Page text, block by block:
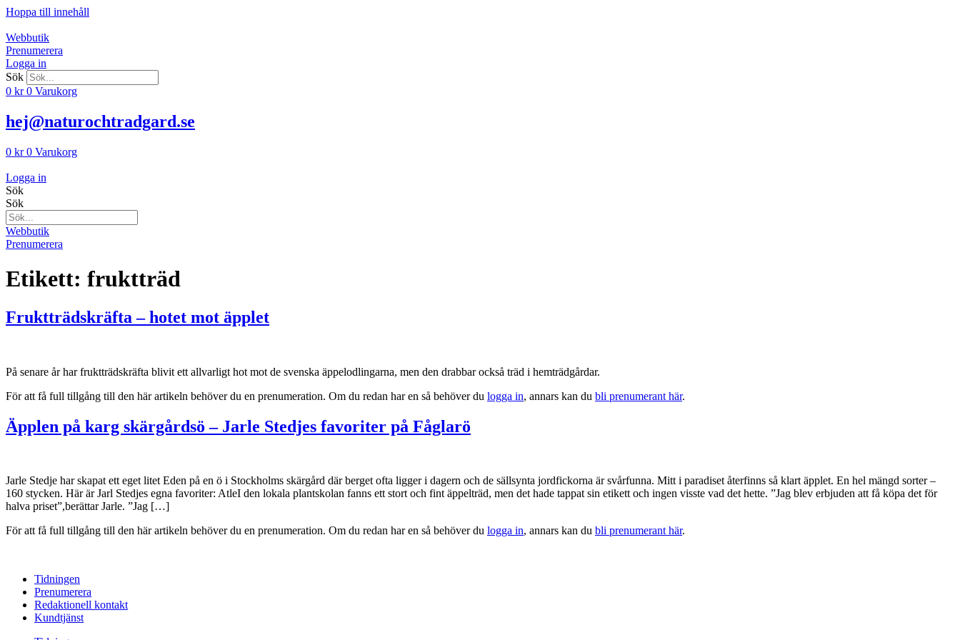
Hoppa till innehåll
Webbutik
Prenumerera
Logga in
Sök
0 kr 0 Varukorg
hej@naturochtradgard.se
0 kr 0 Varukorg
Logga in
Sök
Sök
Webbutik
Prenumerera
Etikett: fruktträd
Fruktträds­kräfta – hotet mot äpplet
På senare år har fruktträdskräfta blivit ett allvarligt hot mot de svenska äppelodlingarna, men den drabbar också träd i hemträdgårdar.
För att få full tillgång till den här artikeln behöver du en prenumeration. Om du redan har en så behöver du logga in, annars kan du bli prenumerant här.
Äpplen på karg skärgårdsö – Jarle Stedjes favoriter på Fåglarö
Jarle Stedje har skapat ett eget litet Eden på en ö i Stockholms skärgård där berget ofta ligger i dagern och de sällsynta jordfickorna är svårfunna. Mitt i paradiset återfinns så klart äpplet. En hel mängd sorter –
160 stycken. Här är Jarl Stedjes egna favoriter: AtleI den lokala plantskolan fanns ett stort och fint äppelträd, men det hade tappat sin etikett och ingen visste vad det hette. ”Jag blev erbjuden att få köpa det för
halva priset”,berättar Jarle. ”Jag […]
För att få full tillgång till den här artikeln behöver du en prenumeration. Om du redan har en så behöver du logga in, annars kan du bli prenumerant här.
Tidningen
Prenumerera
Redaktionell kontakt
Kundtjänst